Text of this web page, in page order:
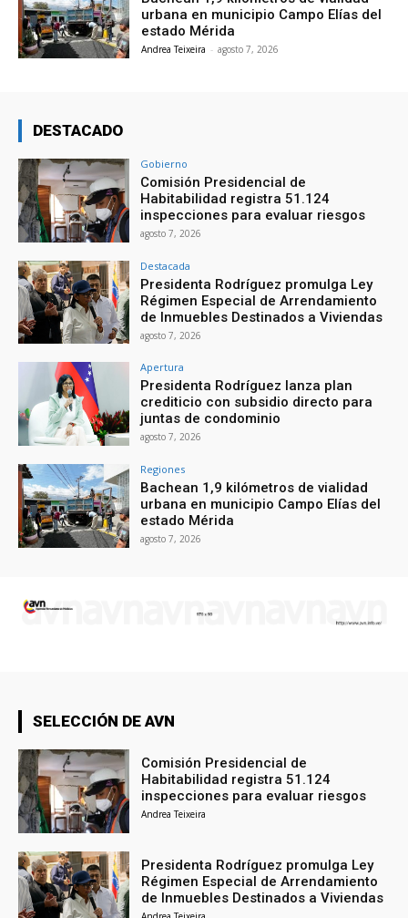
urbana en municipio Campo Elías del
estado Mérida
Andrea Teixeira - agosto 7, 2026
DESTACADO
Gobierno
Comisión Presidencial de
Habitabilidad registra 51.124
inspecciones para evaluar riesgos
agosto 7, 2026
Destacada
Presidenta Rodríguez promulga Ley
Régimen Especial de Arrendamiento
de Inmuebles Destinados a Viviendas
agosto 7, 2026
Apertura
Presidenta Rodríguez lanza plan
crediticio con subsidio directo para
juntas de condominio
agosto 7, 2026
Regiones
Bachean 1,9 kilómetros de vialidad
urbana en municipio Campo Elías del
estado Mérida
agosto 7, 2026
SELECCIÓN DE AVN
Comisión Presidencial de
Habitabilidad registra 51.124
inspecciones para evaluar riesgos
Andrea Teixeira
Presidenta Rodríguez promulga Ley
Régimen Especial de Arrendamiento
de Inmuebles Destinados a Viviendas